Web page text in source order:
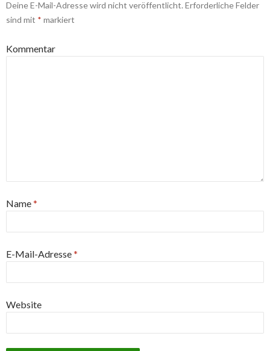
Deine E-Mail-Adresse wird nicht veröffentlicht. Erforderliche Felder
sind mit * markiert
Kommentar
Name*
E-Mail-Adresse*
Website